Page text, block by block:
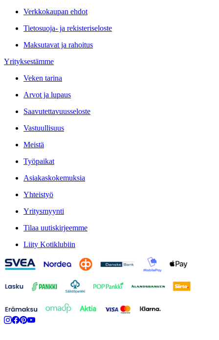
Verkkokaupan ehdot
Tietosuoja- ja rekisteriseloste
Maksutavat ja rahoitus
Yrityksestämme
Veken tarina
Arvot ja lupaus
Saavutettavuusseloste
Vastuullisuus
Meistä
Työpaikat
Asiakaskokemuksia
Yhteistyö
Yritysmyynti
Tilaa uutiskirjeemme
Liity Kotiklubiin